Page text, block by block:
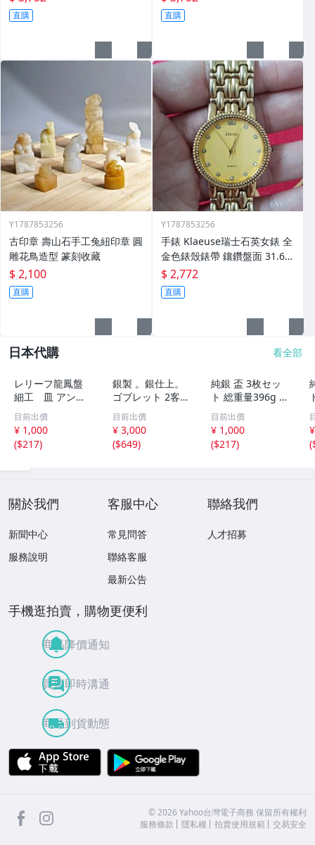
直購 直購
Y1787853256
古印章 壽山石手工兔紐印章 圓
雕花鳥造型 篆刻收藏
$ 2,100
直購
Y1787853256
手錶 Klaeuse瑞士石英女錶 全
金色錶殼錶帶 鑲鑽盤面 31.6m
m
$ 2,772
直購
日本代購 看全部
レリーフ龍鳳盤
細工 皿 アンテ
ィーク 71g 銀
製品 小物入
茶道具
目前出價
¥ 1,000
($217)
銀製 。銀仕上。
ゴブレット 2客
＆ ワッフルコー
ン型カップ 3点セ
ット 銀杯 純銀P
シルバー總重：3
目前出價
¥ 3,000
($649)
純銀 盃 3枚セッ
ト 総重量396g 酒
器 銀杯 銀盃 純銀
製 SILVER 刻印あ
り シルバー 金属
工芸
目前出價
¥ 1,000
($217)
(
關於我們
新聞中心
服務說明
客服中心
常見問答
聯絡客服
最新公告
聯絡我們
人才招募
手機逛拍賣，購物更便利
商品降價通知
買賣即時溝通
商品到貨動態
APP Store
facebook ©2026 Yahoo台灣電子商務 保留所有權利
服務條款
隱私權 拍賣使用規範 交易安全